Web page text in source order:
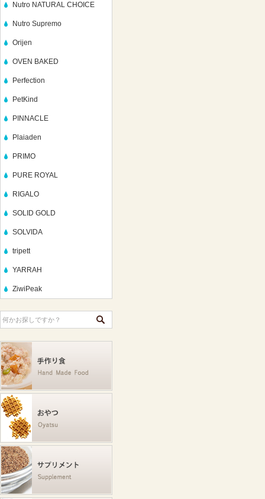
Nutro NATURAL CHOICE
Nutro Supremo
Orijen
OVEN BAKED
Perfection
PetKind
PINNACLE
Plaiaden
PRIMO
PURE ROYAL
RIGALO
SOLID GOLD
SOLVIDA
tripett
YARRAH
ZiwiPeak